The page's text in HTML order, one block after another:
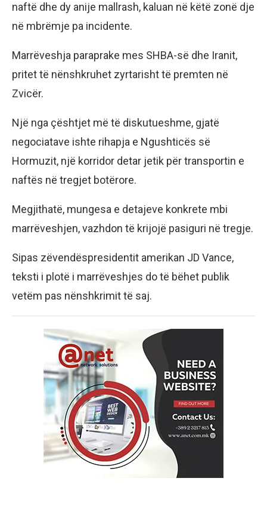
naftë dhe dy anije mallrash, kaluan në këtë zonë dje
në mbrëmje pa incidente.
Marrëveshja paraprake mes SHBA-së dhe Iranit,
pritet të nënshkruhet zyrtarisht të premten në
Zvicër.
Një nga çështjet më të diskutueshme, gjatë
negociatave ishte rihapja e Ngushticës së
Hormuzit, një korridor detar jetik për transportin e
naftës në tregjet botërore.
Megjithatë, mungesa e detajeve konkrete mbi
marrëveshjen, vazhdon të krijojë pasiguri në tregje.
Sipas zëvendëspresidentit amerikan JD Vance,
teksti i plotë i marrëveshjes do të bëhet publik
vetëm pas nënshkrimit të saj.